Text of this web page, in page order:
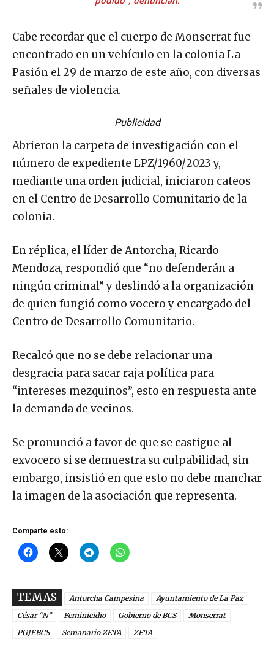
Cabe recordar que el cuerpo de Monserrat fue
encontrado en un vehículo en la colonia La
Pasión el 29 de marzo de este año, con diversas
señales de violencia.
Publicidad
Abrieron la carpeta de investigación con el
número de expediente LPZ/1960/2023 y,
mediante una orden judicial, iniciaron cateos
en el Centro de Desarrollo Comunitario de la
colonia.
En réplica, el líder de Antorcha, Ricardo
Mendoza, respondió que “no defenderán a
ningún criminal” y deslindó a la organización
de quien fungió como vocero y encargado del
Centro de Desarrollo Comunitario.
Recalcó que no se debe relacionar una
desgracia para sacar raja política para
“intereses mezquinos”, esto en respuesta ante
la demanda de vecinos.
Se pronunció a favor de que se castigue al
exvocero si se demuestra su culpabilidad, sin
embargo, insistió en que esto no debe manchar
la imagen de la asociación que representa.
Comparte esto:
TEMAS Antorcha Campesina
Ayuntamiento de La Paz
César “N”
Feminicidio Gobierno de BCS
Monserrat
PGJEBCS
Semanario ZETA ZETA